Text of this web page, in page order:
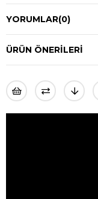
YORUMLAR(0)
ÜRÜN ÖNERILERI